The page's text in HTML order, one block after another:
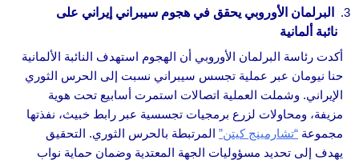
البرلمان الأوروبي يحقق في هجوم سيبراني إيراني على
نائبة ألمانية
أكدت رئاسة البرلمان الأوروبي أن الهجوم استهدف النائبة الألمانية
حنا نيومان عبر عملية تجسس سيبراني نسبت إلى الحرس الثوري
الإيراني. وشملت العملية اتصالات استمرت أسابيع تحت هوية
مزيفة، ومحاولات لزرع برمجيات تجسسية عبر رابط خبيث، نفذتها
مجموعة “تشارمينج كيتن” المرتبطة بالحرس الثوري. التحقيق
يهدف إلى تحديد مسؤوليات الجهة المعتدية وضمان حماية نواب